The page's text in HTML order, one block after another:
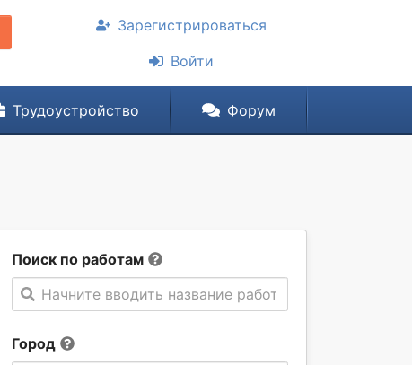
Зарегистрироваться
Войти
Трудоустройство Форум
Поиск по работам
Начните вводить название работы
Город